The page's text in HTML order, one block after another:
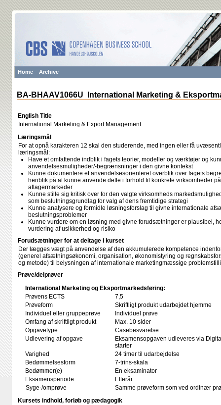
Home Archive
BA-BHAAV1066U International Marketing &
English Title
International Marketing & Export Management
Læringsmål
For at opnå karakteren 12 skal den studerende, med ingen eller få
læringsmål:
Have et omfattende indblik i fagets teorier, modeller og værktøjer og
anvendelsesmuligheder/-begrænsninger i den givne kontekst
Kunne dokumentere et anvendelsesorienteret overblik over fagets
henblik på at kunne anvende dette i forhold til konkrete virksomheder
aftagermarkeder
Kunne stille sig kritisk over for den valgte virksomheds
som beslutningsgrundlag for valg af dens fremtidige strategi
Kunne analysere og formidle løsningsforslag til givne internationale
beslutningsproblemer
Kunne vurdere om en løsning med givne forudsætninger er plausibel,
vurdering af usikkerhed og risiko
Forudsætninger for at deltage i kurset
Der lægges vægt på anvendelse af den akkumulerede kompetence
(generel afsætningsøkonomi, organisation, økonomistyring og
og metode) til belysningen af internationale marketingmæssige
Prøve/delprøver
International Marketing og Eksportmarkedsføring:
Prøvens ECTS
7,5
Prøveform
Skriftligt produkt udarbejdet hjemme
Individuel eller gruppeprøve
Individuel prøve
Omfang af skriftligt produkt
Max. 10 sider
Opgavetype
Casebesvarelse
Udlevering af opgave
Eksamensopgaven udleveres via
starter
Varighed
24 timer til udarbejdelse
Bedømmelsesform
7-trins-skala
Bedømmer(e)
En eksaminator
Eksamensperiode
Efterår
Syge-/omprøve
Samme prøveform som ved ordinær
Kursets indhold, forløb og pædagogik